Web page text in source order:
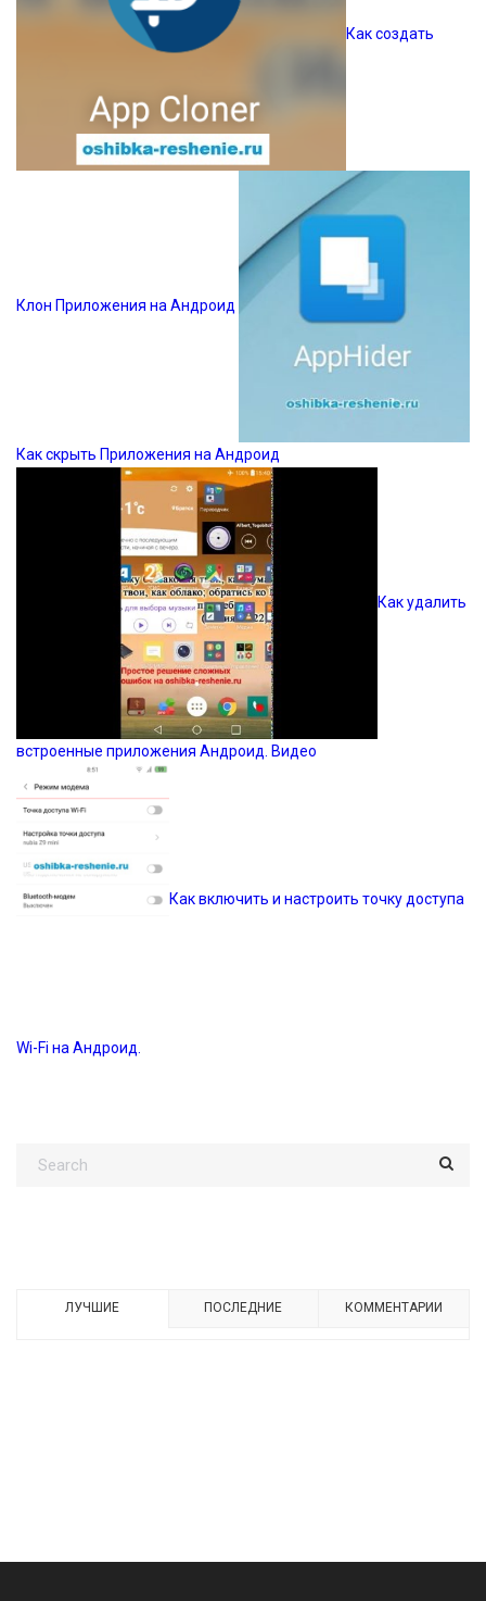
Как создать
Клон Приложения на Андроид
Как скрыть Приложения на Андроид
Как удалить
встроенные приложения Андроид. Видео
Как включить и настроить точку доступа
Wi-Fi на Андроид.
ЛУЧШИЕ ПОСЛЕДНИЕ КОММЕНТАРИИ